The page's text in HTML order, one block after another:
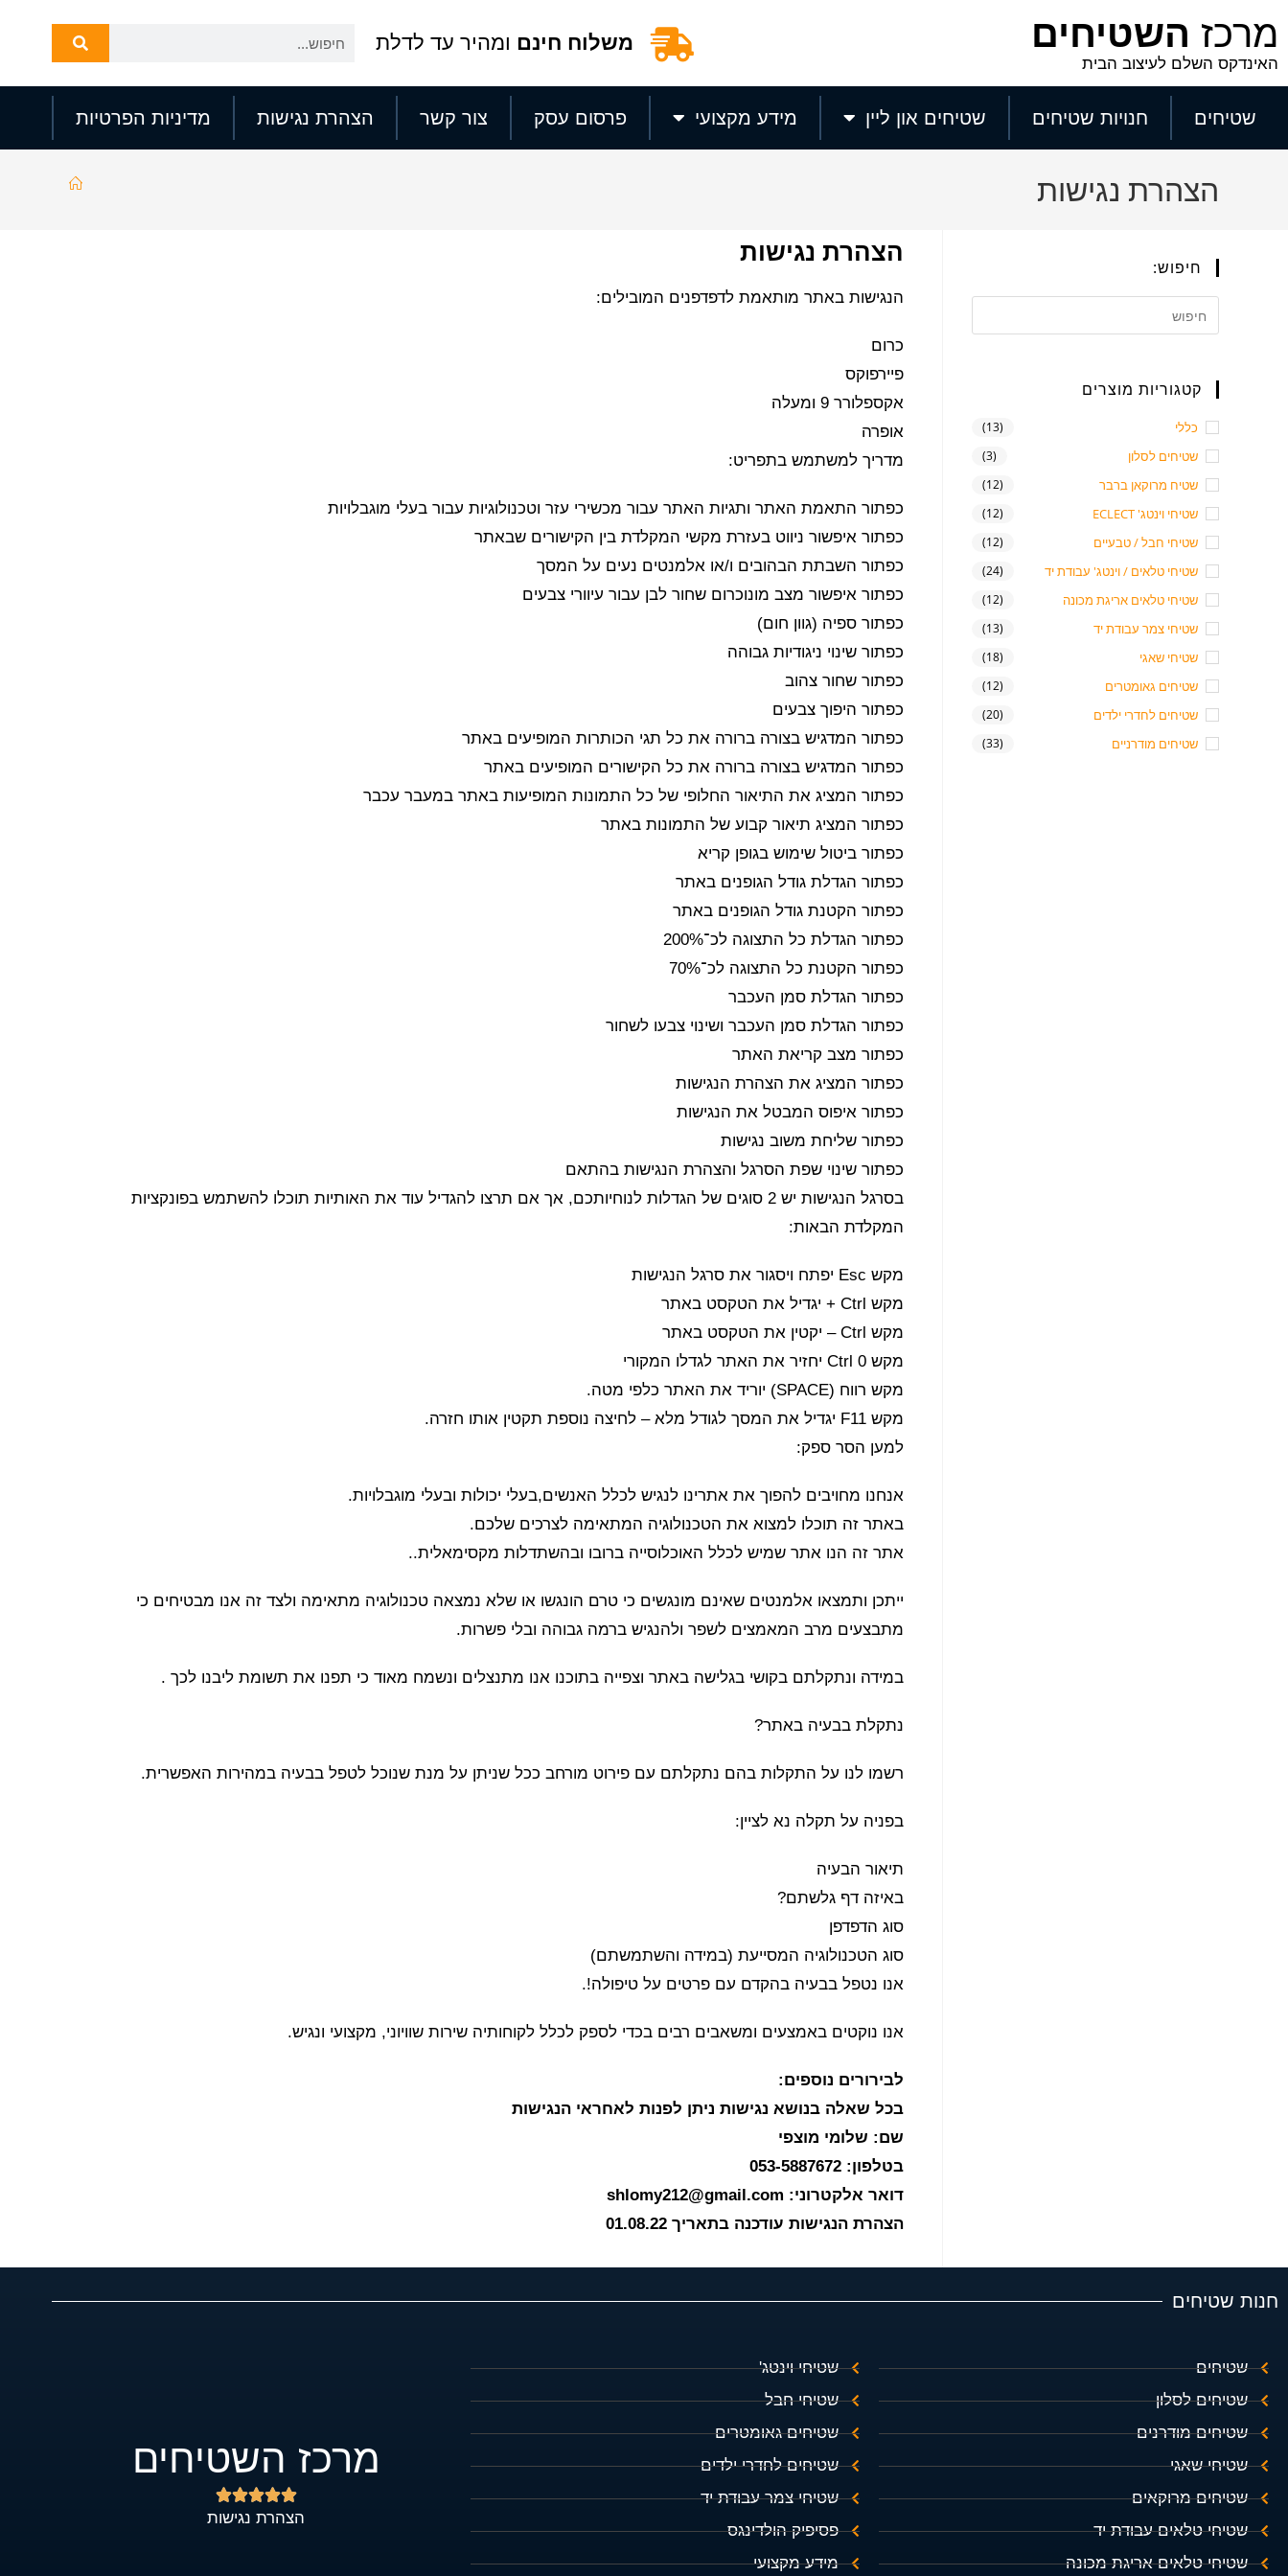
מרכז השטיחים
האינדקס השלם לעיצוב הבית
משלוח חינם ומהיר עד לדלת
שטיחים חנויות שטיחים שטיחים און ליין מידע מקצועי פרסום עסק צור קשר הצהרת נגישות מדיניות הפרטיות
הצהרת נגישות
הצהרת נגישות
הנגישות באתר מותאמת לדפדפנים המובילים:
כרום
פיירפוקס
אקספלורר 9 ומעלה
אופרה
מדריך למשתמש בתפריט:
כפתור התאמת האתר ותגיות האתר עבור מכשירי עזר וטכנולוגיות עבור בעלי מוגבלויות
כפתור איפשור ניווט בעזרת מקשי המקלדת בין הקישורים שבאתר
כפתור השבתת הבהובים ו/או אלמנטים נעים על המסך
כפתור איפשור מצב מונוכרום שחור לבן עבור עיוורי צבעים
כפתור ספיה (גוון חום)
כפתור שינוי ניגודיות גבוהה
כפתור שחור צהוב
כפתור היפוך צבעים
כפתור המדגיש בצורה ברורה את כל תגי הכותרות המופיעים באתר
כפתור המדגיש בצורה ברורה את כל הקישורים המופיעים באתר
כפתור המציג את התיאור החלופי של כל התמונות המופיעות באתר במעבר עכבר
כפתור המציג תיאור קבוע של התמונות באתר
כפתור ביטול שימוש בגופן קריא
כפתור הגדלת גודל הגופנים באתר
כפתור הקטנת גודל הגופנים באתר
כפתור הגדלת כל התצוגה לכ־200%
כפתור הקטנת כל התצוגה לכ־70%
כפתור הגדלת סמן העכבר
כפתור הגדלת סמן העכבר ושינוי צבעו לשחור
כפתור מצב קריאת האתר
כפתור המציג את הצהרת הנגישות
כפתור איפוס המבטל את הנגישות
כפתור שליחת משוב נגישות
כפתור שינוי שפת הסרגל והצהרת הנגישות בהתאם
בסרגל הנגישות יש 2 סוגים של הגדלות לנוחיותכם, אך אם תרצו להגדיל עוד את האותיות תוכלו להשתמש בפונקציות
המקלדת הבאות:
מקש Esc יפתח ויסגור את סרגל הנגישות
מקש Ctrl + יגדיל את הטקסט באתר
מקש Ctrl – יקטין את הטקסט באתר
מקש Ctrl 0 יחזיר את האתר לגדלו המקורי
מקש רווח (SPACE) יוריד את האתר כלפי מטה.
מקש F11 יגדיל את המסך לגודל מלא – לחיצה נוספת תקטין אותו חזרה.
למען הסר ספק:
אנחנו מחויבים להפוך את אתרינו לנגיש לכלל האנשים,בעלי יכולות ובעלי מוגבלויות.
באתר זה תוכלו למצוא את הטכנולוגיה המתאימה לצרכים שלכם.
אתר זה הנו אתר שמיש לכלל האוכלוסייה ברובו ובהשתדלות מקסימאלית..
ייתכן ותמצאו אלמנטים שאינם מונגשים כי טרם הונגשו או שלא נמצאה טכנולוגיה מתאימה ולצד זה אנו מבטיחים כי
מתבצעים מרב המאמצים לשפר ולהנגיש ברמה גבוהה ובלי פשרות.
במידה ונתקלתם בקושי בגלישה באתר וצפייה בתוכנו אנו מתנצלים ונשמח מאוד כי תפנו את תשומת ליבנו לכך .
נתקלת בבעיה באתר?
רשמו לנו על התקלות בהם נתקלתם עם פירוט מורחב ככל שניתן על מנת שנוכל לטפל בבעיה במהירות האפשרית.
בפניה על תקלה נא לציין:
תיאור הבעיה
באיזה דף גלשתם?
סוג הדפדפן
סוג הטכנולוגיה המסייעת (במידה והשתמשתם)
אנו נטפל בבעיה בהקדם עם פרטים על טיפולה!.
אנו נוקטים באמצעים ומשאבים רבים בכדי לספק לכלל לקוחותיה שירות שוויוני, מקצועי ונגיש.
לבירורים נוספים:
בכל שאלה בנושא נגישות ניתן לפנות לאחראי הנגישות
שם: שלומי מוצפי
בטלפון: 053-5887672
דואר אלקטרוני: shlomy212@gmail.com
הצהרת הנגישות עודכנה בתאריך 01.08.22
חיפוש:
קטגוריות מוצרים
כללי (13)
שטיחים לסלון (3)
שטיח מרוקאן ברבר (12)
שטיחי וינטג' ECLECT (12)
שטיחי חבל / טבעיים (12)
שטיחי טלאים / וינטג' עבודת יד (24)
שטיחי טלאים אריגת מכונה (12)
שטיחי צמר עבודת יד (13)
שטיחי שאגי (18)
שטיחים גאומטרים (12)
שטיחים לחדרי ילדים (20)
שטיחים מודרניים (33)
חנות שטיחים
שטיחים
שטיחים לסלון
שטיחים מודרנים
שטיחי שאגי
שטיחים מרוקאים
שטיחי טלאים עבודת יד
שטיחי טלאים אריגת מכונה
שטיחי וינטג'
שטיחי חבל
שטיחים גאומטרים
שטיחים לחדרי ילדים
שטיחי צמר עבודת יד
פסיפיק הולדינגס
מידע מקצועי
מרכז השטיחים





הצהרת נגישות